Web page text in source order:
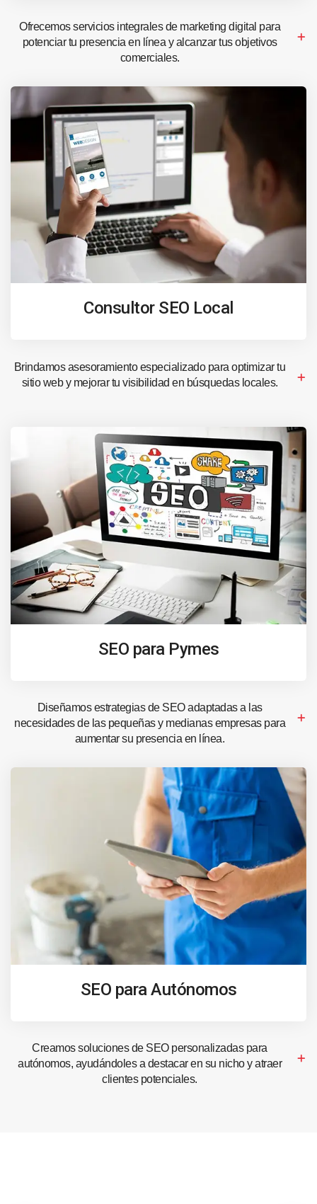
Ofrecemos servicios integrales de marketing digital para
potenciar tu presencia en línea y alcanzar tus objetivos
comerciales.
Consultor SEO Local
Brindamos asesoramiento especializado para optimizar tu
sitio web y mejorar tu visibilidad en búsquedas locales.
SEO para Pymes
Diseñamos estrategias de SEO adaptadas a las
necesidades de las pequeñas y medianas empresas para
aumentar su presencia en línea.
SEO para Autónomos
Creamos soluciones de SEO personalizadas para
autónomos, ayudándoles a destacar en su nicho y atraer
clientes potenciales.